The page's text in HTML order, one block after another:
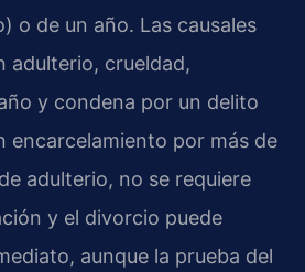
o de un año. Las causales
adulterio, crueldad,
y condena por un delito
encarcelamiento por más de
adulterio, no se requiere
y el divorcio puede
aunque la prueba del